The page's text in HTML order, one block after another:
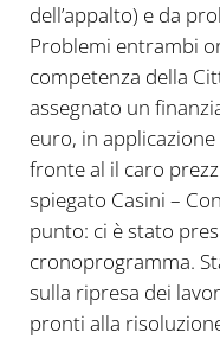
dell’appalto) e da
Problemi entrambi
competenza della
assegnato un
euro, in
fronte al il caro
spiegato Casini –
punto: ci è stato
cronoprogramma.
sulla ripresa dei
pronti alla